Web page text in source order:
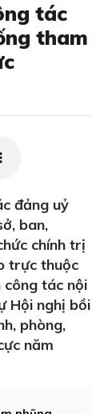
tác
tham
đảng uỷ
ban,
chính trị
trực thuộc
công tác nội
Hội nghị bồi
phòng,
năm